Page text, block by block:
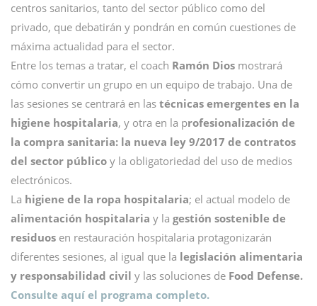
centros sanitarios, tanto del sector público como del
privado, que debatirán y pondrán en común cuestiones de
máxima actualidad para el sector.
Entre los temas a tratar, el coach Ramón Dios mostrará
cómo convertir un grupo en un equipo de trabajo. Una de
las sesiones se centrará en las técnicas emergentes en la
higiene hospitalaria, y otra en la profesionalización de
la compra sanitaria: la nueva ley 9/2017 de contratos
del sector público y la obligatoriedad del uso de medios
electrónicos.
La higiene de la ropa hospitalaria; el actual modelo de
alimentación hospitalaria y la gestión sostenible de
residuos en restauración hospitalaria protagonizarán
diferentes sesiones, al igual que la legislación alimentaria
y responsabilidad civil y las soluciones de Food Defense.
Consulte aquí el programa completo.